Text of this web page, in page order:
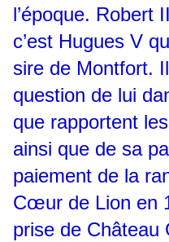
l’époque. Robert
c’est Hugues V
sire de Montfort.
question de lui
que rapportent
ainsi que de sa
paiement de la
Cœur de Lion en
prise de Château